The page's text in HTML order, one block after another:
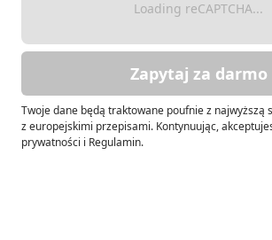
Loading reCAPTCHA...
Zapytaj za darmo
Twoje dane będą traktowane poufnie z najwyższą
z europejskimi przepisami. Kontynuując,
prywatności i Regulamin.